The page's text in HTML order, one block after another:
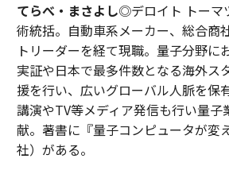
てらべ・まさよし◎デロイト トーマ
術統括。自動車系メーカー、総合商
トリーダーを経て現職。量子分野に
実証や日本で最多件数となる海外ス
援を行い、広いグローバル人脈を保
講演やTV等メディア発信も行い量子
献。著書に『量子コンピュータが変
社）がある。